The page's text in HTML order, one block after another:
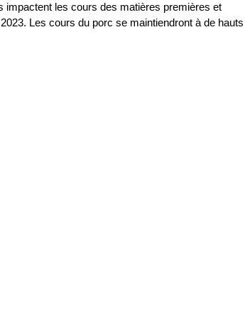
impactent les cours des matières premières et
Les cours du porc se maintiendront à de hauts